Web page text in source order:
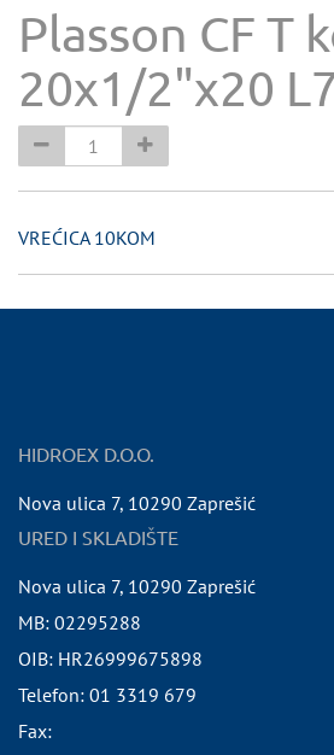
Plasson CF T
20x1/2"x20
VREĆICA 10KOM
HIDROEX D.O.O.
Nova ulica 7, 10290 Zaprešić
URED I SKLADIŠTE
Nova ulica 7, 10290 Zaprešić
MB: 02295288
OIB: HR26999675898
Telefon: 01 3319 679
Fax: